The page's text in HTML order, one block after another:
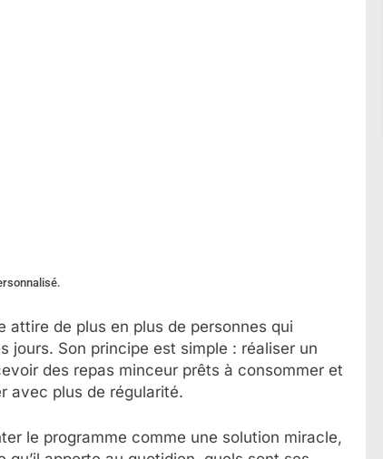
attire de plus en plus de personnes qui
jours. Son principe est simple : réaliser un
des repas minceur prêts à consommer et
avec plus de régularité.
le programme comme une solution miracle,